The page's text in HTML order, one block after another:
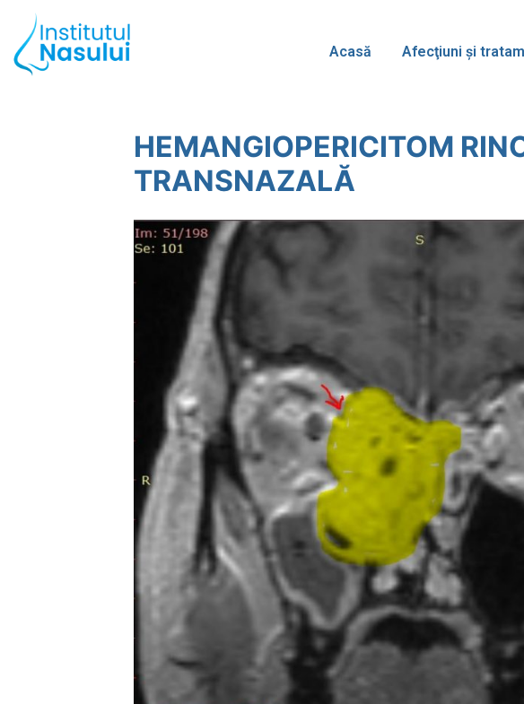
Acasă Afecţiuni și
HEMANGIOPERICITOM
TRANSNAZALĂ